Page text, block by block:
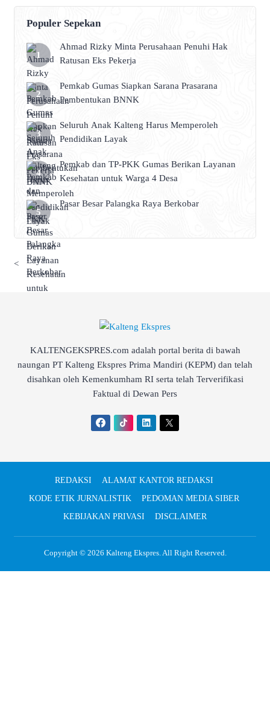
Populer Sepekan
Ahmad Rizky Minta Perusahaan Penuhi Hak
Ratusan Eks Pekerja
Pemkab Gumas Siapkan Sarana Prasarana
Pembentukan BNNK
Seluruh Anak Kalteng Harus Memperoleh
Pendidikan Layak
Pemkab dan TP-PKK Gumas Berikan Layanan
Kesehatan untuk Warga 4 Desa
Pasar Besar Palangka Raya Berkobar
<
KALTENGEKSPRES.com adalah portal berita di bawah
naungan PT Kalteng Ekspres Prima Mandiri (KEPM) dan telah
disahkan oleh Kemenkumham RI serta telah Terverifikasi
Faktual di Dewan Pers
REDAKSI
ALAMAT KANTOR REDAKSI
KODE ETIK JURNALISTIK
PEDOMAN MEDIA SIBER
KEBIJAKAN PRIVASI
DISCLAIMER
Copyright © 2026 Kalteng Ekspres. All Right Reserved.